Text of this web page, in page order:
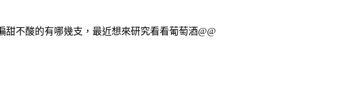
不酸的有哪幾支，最近想來研究看看葡萄酒@@